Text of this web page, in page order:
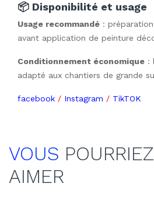
📦 Disponibilité et usage
Usage recommandé :
avant application de peinture
Conditionnement économique :
adapté aux chantiers de grande
facebook / Instagram / TikTOK
VOUS
AIMER